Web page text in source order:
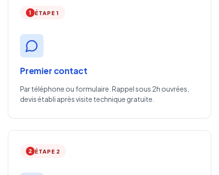
1 ÉTAPE 1
Premier contact
Par téléphone ou formulaire. Rappel sous 2h ouvrées,
devis établi après visite technique gratuite.
2 ÉTAPE 2